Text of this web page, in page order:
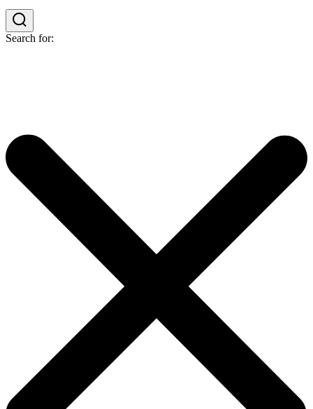
Search for: